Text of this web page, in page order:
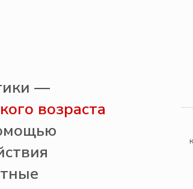
—
возраста